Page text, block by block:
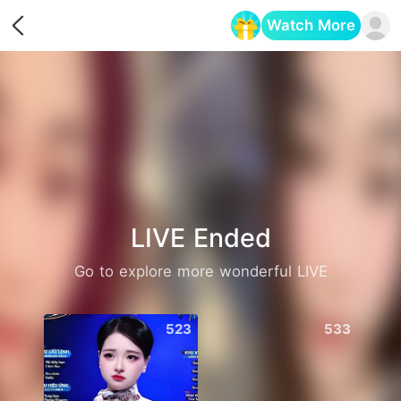
Watch More
LIVE Ended
Go to explore more wonderful LIVE
523 533